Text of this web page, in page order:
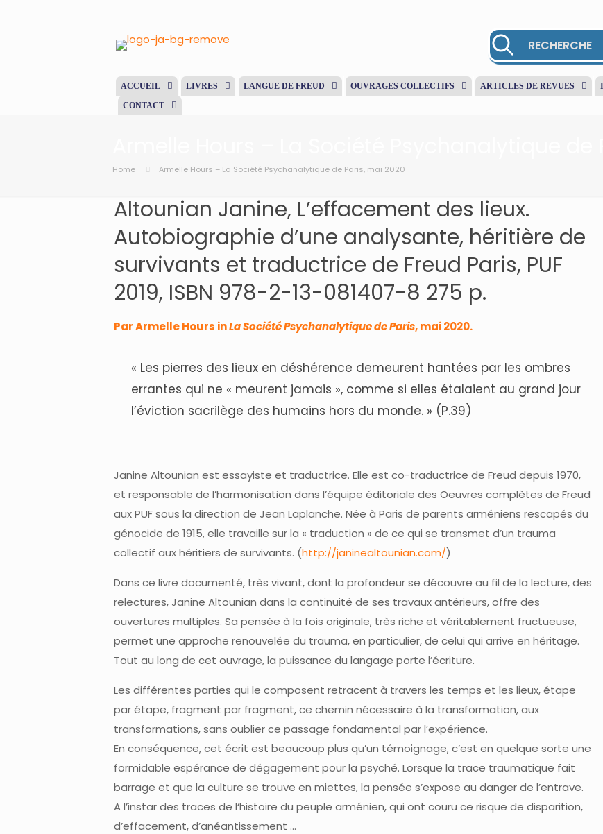
ACCUEIL LIVRES LANGUE DE FREUD OUVRAGES COLLECTIFS ARTICLES DE REVUES
CONTACT
Home Armelle Hours – La Société Psychanalytique de Paris, mai 2020
Altounian Janine, L’effacement des lieux.
Autobiographie d’une analysante, héritière de
survivants et traductrice de Freud Paris, PUF
2019, ISBN 978-2-13-081407-8 275 p.
Par Armelle Hours inLa Société Psychanalytique de Paris, mai 2020.
« Les pierres des lieux en déshérence demeurent hantées par les ombres
errantes qui ne « meurent jamais », comme si elles étalaient au grand jour
l’éviction sacrilège des humains hors du monde. » (P.39)
Janine Altounian est essayiste et traductrice. Elle est co-traductrice de Freud depuis 1970,
et responsable de l’harmonisation dans l’équipe éditoriale des Oeuvres complètes de Freud
aux PUF sous la direction de Jean Laplanche. Née à Paris de parents arméniens rescapés du
génocide de 1915, elle travaille sur la « traduction » de ce qui se transmet d’un trauma
collectif aux héritiers de survivants. (http://janinealtounian.com/)
Dans ce livre documenté, très vivant, dont la profondeur se découvre au fil de la lecture, des
relectures, Janine Altounian dans la continuité de ses travaux antérieurs, offre des
ouvertures multiples. Sa pensée à la fois originale, très riche et véritablement fructueuse,
permet une approche renouvelée du trauma, en particulier, de celui qui arrive en héritage.
Tout au long de cet ouvrage, la puissance du langage porte l’écriture.
Les différentes parties qui le composent retracent à travers les temps et les lieux, étape
par étape, fragment par fragment, ce chemin nécessaire à la transformation, aux
transformations, sans oublier ce passage fondamental par l’expérience.
En conséquence, cet écrit est beaucoup plus qu’un témoignage, c’est en quelque sorte une
formidable espérance de dégagement pour la psyché. Lorsque la trace traumatique fait
barrage et que la culture se trouve en miettes, la pensée s’expose au danger de l’entrave.
A l’instar des traces de l‘histoire du peuple arménien, qui ont couru ce risque de disparition,
d’effacement, d’anéantissement …